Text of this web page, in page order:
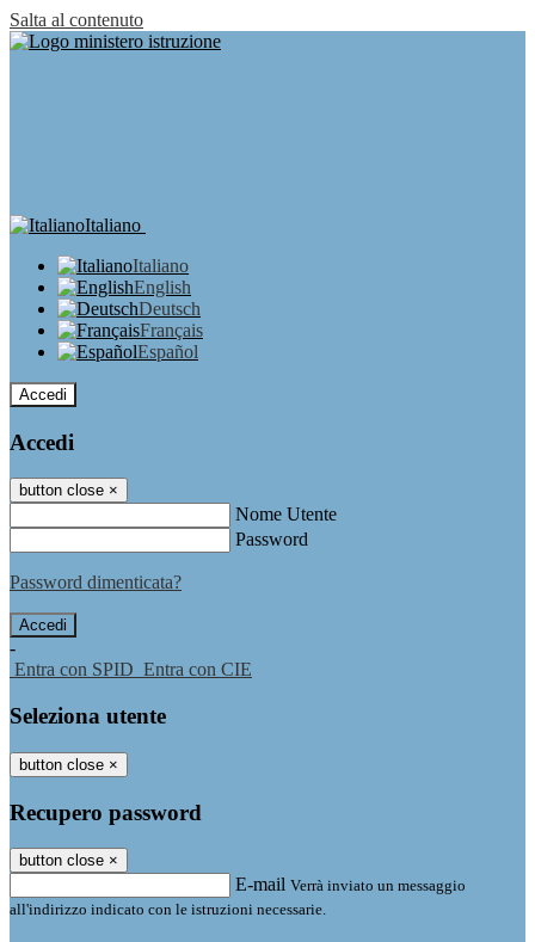
Salta al contenuto
Italiano
Italiano
English
Deutsch
Français
Español
Accedi
Accedi
button close ×
Nome Utente
Password
Password dimenticata?
-
Entra con SPID Entra con CIE
Seleziona utente
button close ×
Recupero password
button close ×
E-mail Verrà inviato un messaggio
all'indirizzo indicato con le istruzioni necessarie.